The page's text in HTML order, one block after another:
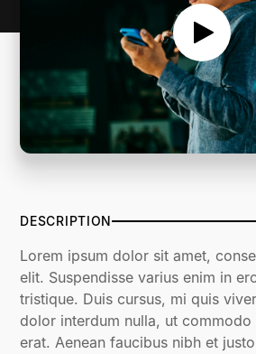
DESCRIPTION
Lorem ipsum dolor sit amet,
elit. Suspendisse varius enim in
tristique. Duis cursus, mi quis
dolor interdum nulla, ut
erat. Aenean faucibus nibh et